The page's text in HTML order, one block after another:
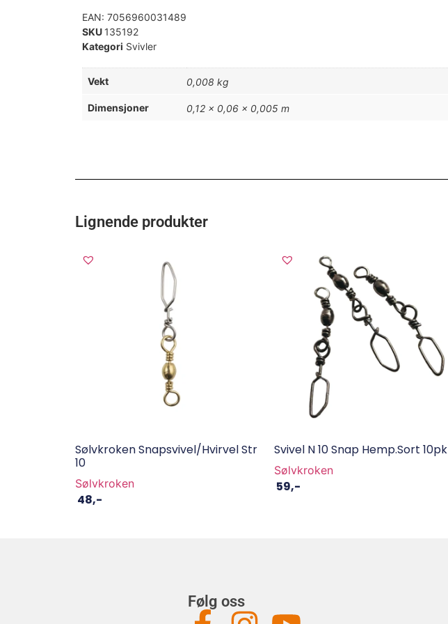
EAN: 7056960031489
SKU 135192
Kategori Svivler
Vekt 0,008 kg
Dimensjoner 0,12 × 0,06 × 0,005 m
Lignende produkter
Sølvkroken Snapsvivel/hvirvel Str
10
Sølvkroken
48,-
Svivel N 10 Snap Hemp.Sort 10pk
Sølvkroken
59,-
Følg oss